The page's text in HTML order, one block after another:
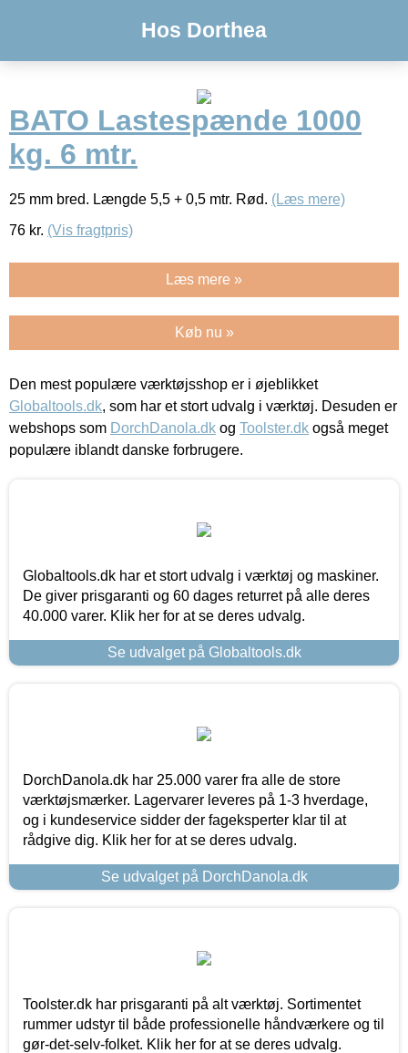
Hos Dorthea
BATO Lastespænde 1000
kg. 6 mtr.
25 mm bred. Længde 5,5 + 0,5 mtr. Rød. (Læs mere)
76 kr. (Vis fragtpris)
Læs mere »
Køb nu »
Den mest populære værktøjsshop er i øjeblikket
Globaltools.dk, som har et stort udvalg i værktøj. Desuden er
webshops som DorchDanola.dk og Toolster.dk også meget
populære iblandt danske forbrugere.
Globaltools.dk har et stort udvalg i værktøj og maskiner.
De giver prisgaranti og 60 dages returret på alle deres
40.000 varer. Klik her for at se deres udvalg.
Se udvalget på Globaltools.dk
DorchDanola.dk har 25.000 varer fra alle de store
værktøjsmærker. Lagervarer leveres på 1-3 hverdage,
og i kundeservice sidder der fageksperter klar til at
rådgive dig. Klik her for at se deres udvalg.
Se udvalget på DorchDanola.dk
Toolster.dk har prisgaranti på alt værktøj. Sortimentet
rummer udstyr til både professionelle håndværkere og til
gør-det-selv-folket. Klik her for at se deres udvalg.